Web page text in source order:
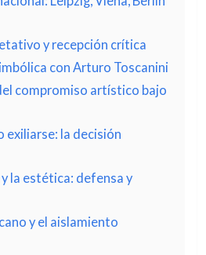
y recepción crítica
con Arturo Toscanini
compromiso artístico bajo
exiliarse: la decisión
la estética: defensa y
y el aislamiento